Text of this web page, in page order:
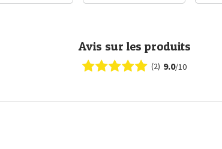
Avis sur les produits
(2) 9.0/10